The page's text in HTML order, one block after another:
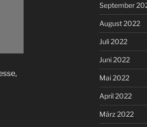
September
August 2022
Juli 2022
Juni 2022
Mai 2022
April 2022
März 2022